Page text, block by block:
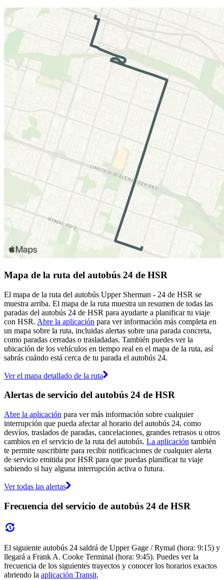
Mapa de la ruta del autobús 24 de HSR
El mapa de la ruta del autobús Upper Sherman - 24 de HSR se
muestra arriba. El mapa de la ruta muestra un resumen de todas las
paradas del autobús 24 de HSR para ayudarte a planificar tu viaje
con HSR. Abre la aplicación para ver información más completa en
un mapa sobre la ruta, incluidas alertas sobre una parada concreta,
como paradas cerradas o trasladadas. También puedes ver la
ubicación de los vehículos en tiempo real en el mapa de la ruta, así
sabrás cuándo está cerca de tu parada el autobús 24.
Ver el mapa detallado de la ruta
Alertas de servicio del autobús 24 de HSR
Abre la aplicación para ver más información sobre cualquier
interrupción que pueda afectar al horario del autobús 24, como
desvíos, traslados de paradas, cancelaciones, grandes retrasos u otros
cambios en el servicio de la ruta del autobús. La aplicación también
te permite suscribirte para recibir notificaciones de cualquier alerta
de servicio emitida por HSR para que puedas planificar tu viaje
sabiendo si hay alguna interrupción activa o futura.
Ver todas las alertas
Frecuencia del servicio de autobús 24 de HSR
El siguiente autobús 24 saldrá de Upper Gage / Rymal (hora: 9:15) y
llegará a Frank A. Cooke Terminal (hora: 9:45). Puedes ver la
frecuencia de los siguientes trayectos y conocer los horarios exactos
abriendo la aplicación Transit.